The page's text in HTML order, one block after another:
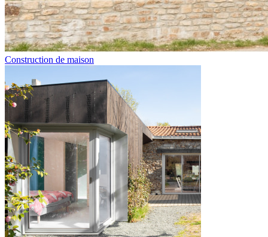
Construction de maison